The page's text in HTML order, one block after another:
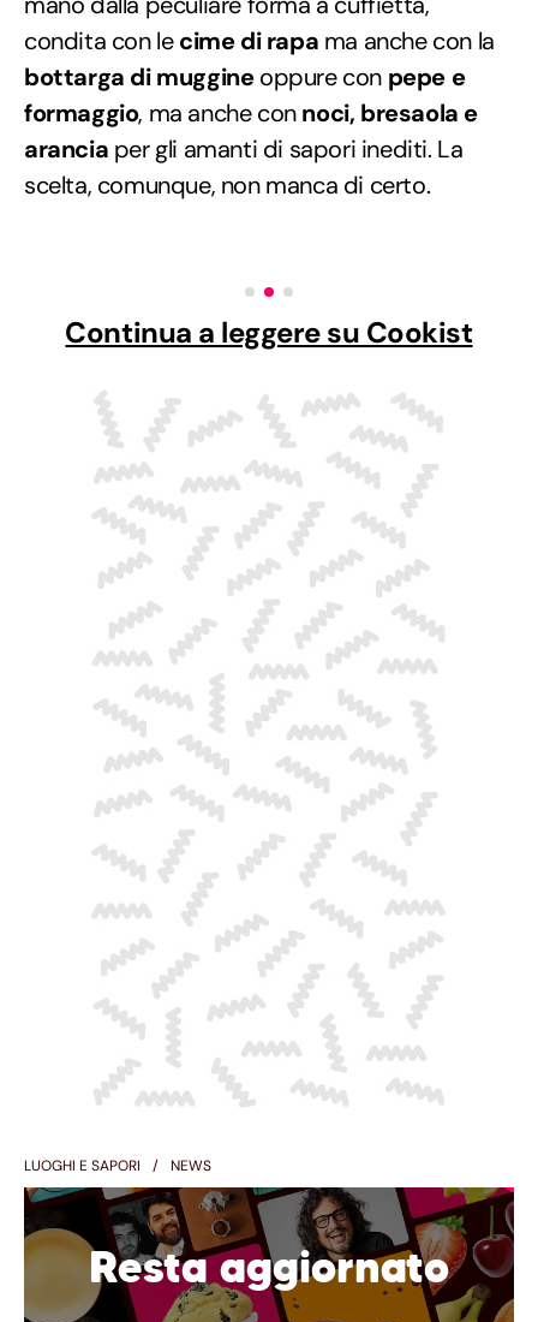
condita con lecime di rapa ma anche con la
bottarga di muggineoppure con pepe e
formaggio, ma anche connoci, bresaola e
arancia per gli amanti di sapori inediti. La
scelta, comunque, non manca di certo.
Continua a leggere su Cookist
LUOGHI E SAPORI NEWS
Resta aggiornato